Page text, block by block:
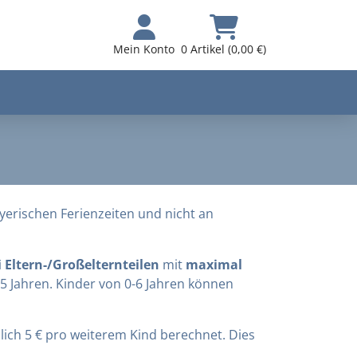
Mein Konto 0 Artikel (0,00 €)
Ferienzeiten und nicht an
Eltern-/Großelternteilen mit maximal
Jahren. Kinder von 0-6 Jahren können
5 € pro weiterem Kind berechnet. Dies